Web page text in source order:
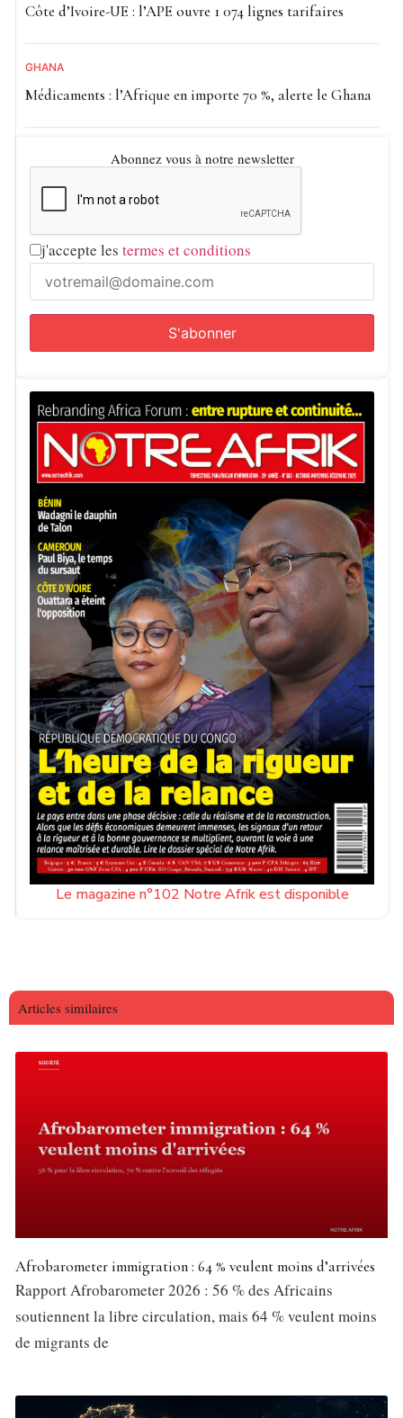
Côte d’Ivoire-UE : l’APE ouvre 1 074 lignes tarifaires
GHANA
Médicaments : l’Afrique en importe 70 %, alerte le Ghana
Abonnez vous à notre newsletter
j'accepte les termes et conditions
Le magazine n°102 Notre Afrik est disponible
Articles similaires
Afrobarometer immigration : 64 % veulent moins d’arrivées
Rapport Afrobarometer 2026 : 56 % des Africains
soutiennent la libre circulation, mais 64 % veulent moins
de migrants de